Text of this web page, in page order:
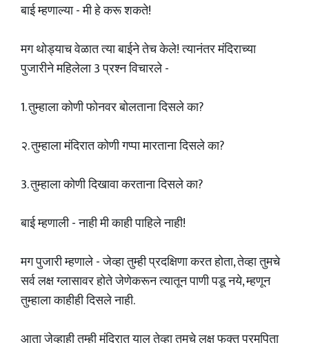
बाई म्हणाल्या - मी हे करू शकते!
मग थोड्याच वेळात त्या बाईने तेच केले! त्यानंतर मंदिराच्या
पुजारीने महिलेला 3 प्रश्न विचारले -
1. तुम्हाला कोणी फोनवर बोलताना दिसले का?
२. तुम्हाला मंदिरात कोणी गप्पा मारताना दिसले का?
3. तुम्हाला कोणी दिखावा करताना दिसले का?
बाई म्हणाली - नाही मी काही पाहिले नाही!
मग पुजारी म्हणाले - जेव्हा तुम्ही प्रदक्षिणा करत होता, तेव्हा तुमचे
सर्व लक्ष ग्लासावर होते जेणेकरून त्यातून पाणी पडू नये, म्हणून
तुम्हाला काहीही दिसले नाही.